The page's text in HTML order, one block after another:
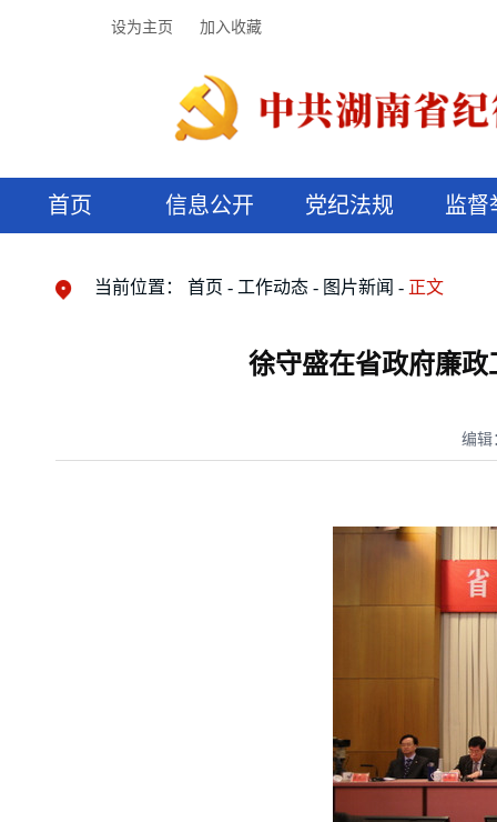
设为主页 加入收藏
首页 信息公开 党纪法规 监督
当前位置： 首页 工作动态 图片新闻 正文
徐守盛在省政府廉
编辑